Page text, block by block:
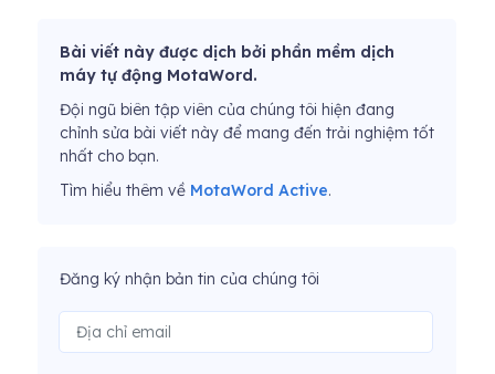
Bài viết này được dịch bởi phần mềm dịch
máy tự động MotaWord.
Đội ngũ biên tập viên của chúng tôi hiện đang
chỉnh sửa bài viết này để mang đến trải nghiệm tốt
nhất cho bạn.
Tìm hiểu thêm về MotaWord Active.
Đăng ký nhận bản tin của chúng tôi